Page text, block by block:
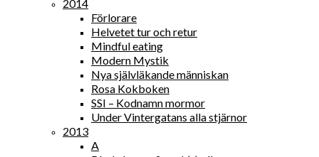
2014
Förlorare
Helvetet tur och retur
Mindful eating
Modern Mystik
Nya självläkande människan
Rosa Kokboken
SSI – Kodnamn mormor
Under Vintergatans alla stjärnor
2013
A